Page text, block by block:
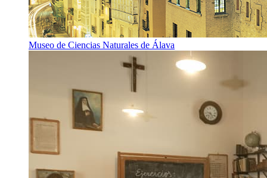
Museo de Ciencias Naturales de Álava